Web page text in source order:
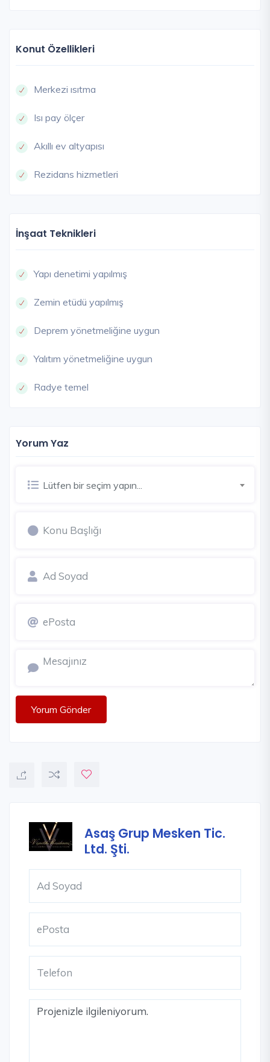
Konut Özellikleri
Merkezi ısıtma
Isı pay ölçer
Akıllı ev altyapısı
Rezidans hizmetleri
İnşaat Teknikleri
Yapı denetimi yapılmış
Zemin etüdü yapılmış
Deprem yönetmeliğine uygun
Yalıtım yönetmeliğine uygun
Radye temel
Yorum Yaz
Lütfen bir seçim yapın...
Yorum Gönder
Asaş Grup Mesken Tic.
Ltd. Şti.